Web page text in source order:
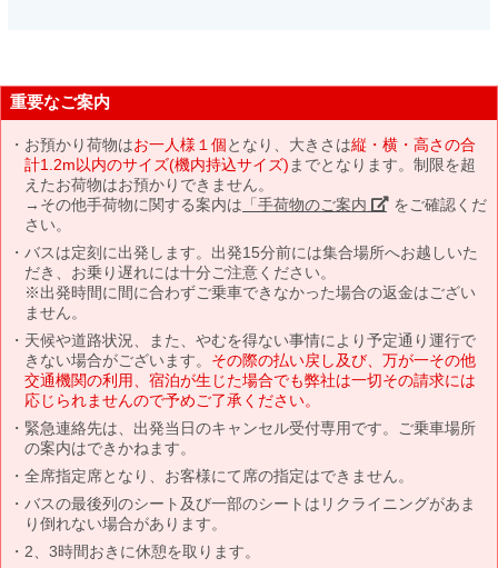
重要なご案内
お預かり荷物はお一人様１個となり、大きさは縦・横・高さの合
計1.2m以内のサイズ(機内持込サイズ) までとなります。制限を超
えたお荷物はお預かりできません。
→その他手荷物に関する案内は 「手荷物のご案内」 をご確認くだ
さい。
バスは定刻に出発します。出発15分前には集合場所へお越しいた
だき、お乗り遅れには十分ご注意ください。
※出発時間に間に合わずご乗車できなかった場合の返金はござい
ません。
天候や道路状況、また、やむを得ない事情により予定通り運行で
きない場合がございます。 その際の払い戻し及び、万が一その他
交通機関の利用、宿泊が生じた場合でも弊社は一切その請求には
応じられませんので予めご了承ください。
緊急連絡先は、出発当日のキャンセル受付専用です。ご乗車場所
の案内はできかねます。
全席指定席となり、お客様にて席の指定はできません。
バスの最後列のシート及び一部のシートはリクライニングがあま
り倒れない場合があります。
2、3時間おきに休憩を取ります。